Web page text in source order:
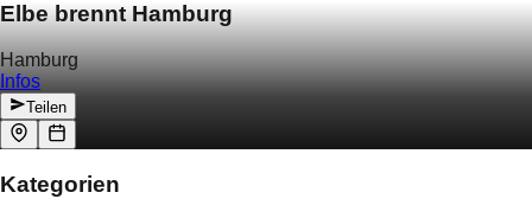
Elbe brennt Hamburg
Hamburg
Infos
Teilen
Kategorien